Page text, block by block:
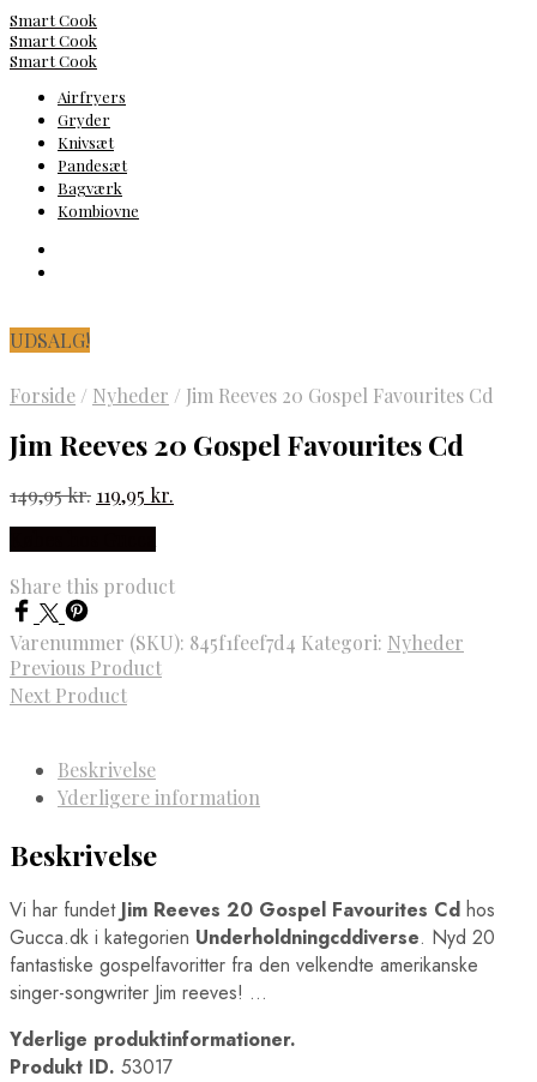
Smart Cook
Smart Cook
Smart Cook
Airfryers
Gryder
Knivsæt
Pandesæt
Bagværk
Kombiovne
UDSALG!
Forside / Nyheder / Jim Reeves 20 Gospel Favourites Cd
Jim Reeves 20 Gospel Favourites Cd
149,95kr. Den
149,95 kr..
119,95 kr.
119,95 kr..
Share this product
Varenummer (SKU): 845f1feef7d4 Kategori: Nyheder
Previous Product
Next Product
Beskrivelse
Yderligere information
Beskrivelse
Vi har fundet Jim Reeves 20 Gospel Favourites Cd hos
Gucca.dk i kategorien Underholdningcddiverse. Nyd 20
fantastiske gospelfavoritter fra den velkendte amerikanske
singer-songwriter Jim reeves! …
Yderlige produktinformationer.
Produkt ID. 53017